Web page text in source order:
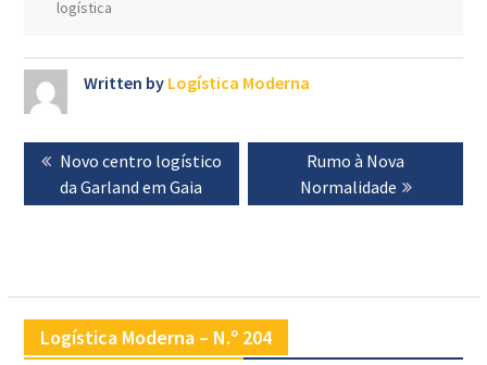
logística
Written by Logística Moderna
Navegação
de
artigos
Previous
post:
Novo centro logístico
da Garland em Gaia
Next
post:
Rumo à Nova
Normalidade
Logística Moderna – N.º 204